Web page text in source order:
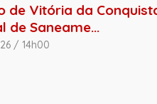
de Vitória da
de Saneame...
/ 14h00